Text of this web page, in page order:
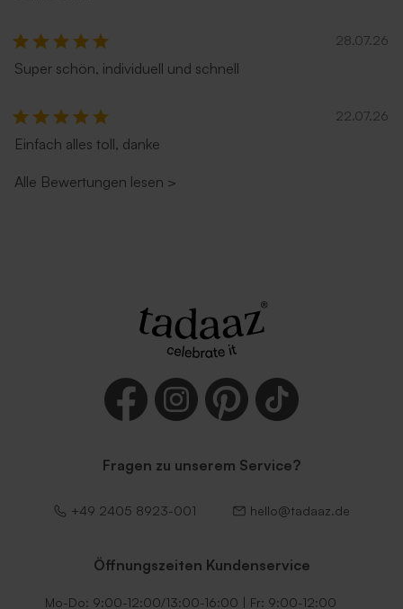
'Rot'
'Magenta'
28.07.26
Super schön, individuell und schnell
22.07.26
Einfach alles toll, danke
Alle Bewertungen lesen >
Fragen zu unserem Service?
+49 2405 8923-001 hello@tadaaz.de
Öffnungszeiten Kundenservice
Mo-Do: 9:00-12:00/13:00-16:00 | Fr: 9:00-12:00